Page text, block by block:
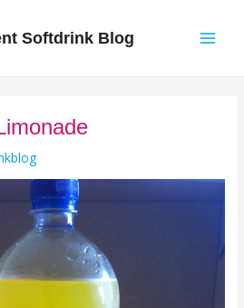
Softdrink Blog